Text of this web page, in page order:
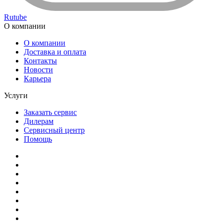
Rutube
О компании
О компании
Доставка и оплата
Контакты
Новости
Карьера
Услуги
Заказать сервис
Дилерам
Сервисный центр
Помощь